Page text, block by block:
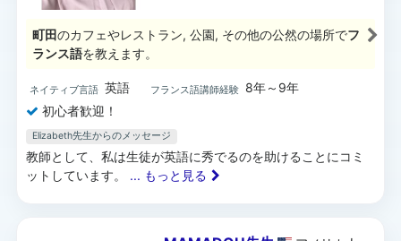
町田のカフェやレストラン, 公園, その他の公然の場所でフ
ランス語を教えます。
ネイティブ言語 英語 フランス語講師経験
8年～9年
初心者歓迎！
Elizabeth先生からのメッセージ
教師として、私は生徒が英語に秀でるのを助けることにコミ
ットしています。 ... もっと見る